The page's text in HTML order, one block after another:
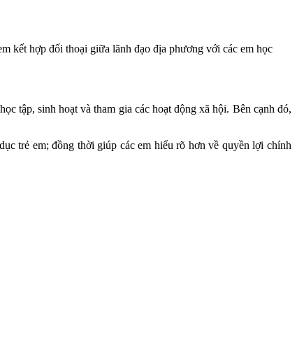
kết hợp đối thoại giữa lãnh đạo địa phương với các em học
tập, sinh hoạt và tham gia các hoạt động xã hội. Bên cạnh đó,
trẻ em; đồng thời giúp các em hiểu rõ hơn về quyền lợi chính